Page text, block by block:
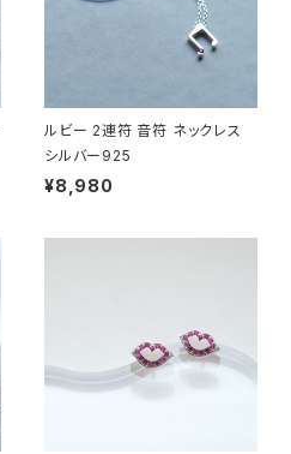
ルビー 2連符 音符 ネックレス
シルバー925
¥8,980